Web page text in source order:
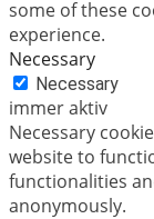
some of these
experience.
Necessary
Necessary
immer aktiv
Necessary
website to
functionalities
anonymously.